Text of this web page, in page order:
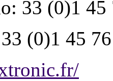
33 (0)1 45
33 (0)1 45